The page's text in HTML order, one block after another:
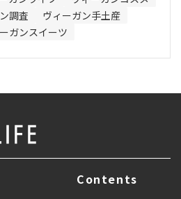
調査
ヴィーガン手土産
ガンスイーツ
Contents